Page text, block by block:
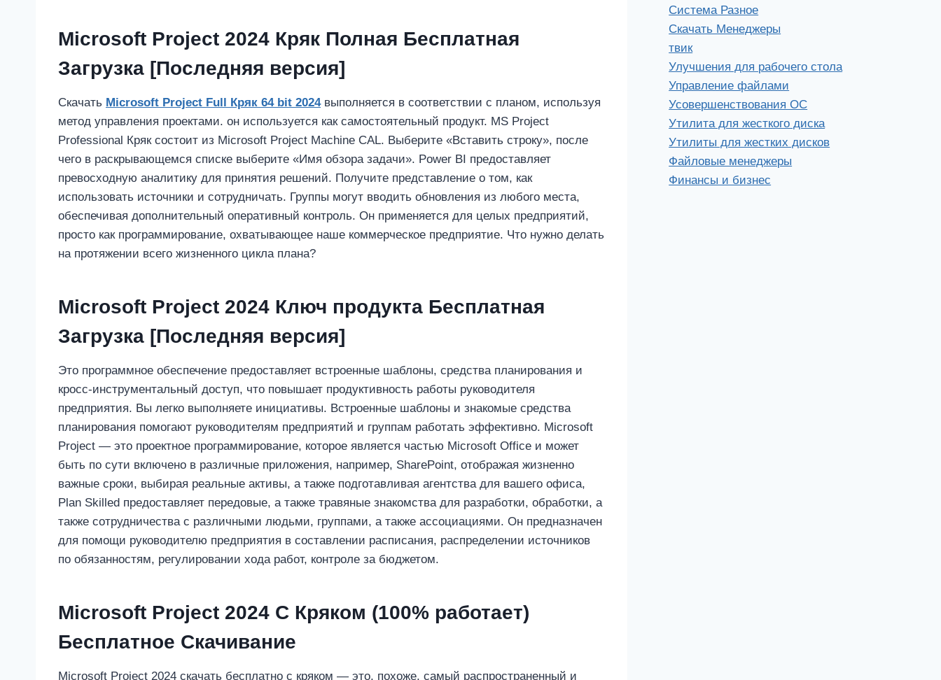
Microsoft Project 2024 Кряк Полная Бесплатная
Загрузка [Последняя версия]
Скачать Microsoft Project Full Кряк 64 bit 2024выполняется в соответствии с планом, используя
метод управления проектами. он используется как самостоятельный продукт. MS Project
Professional Кряк состоит из Microsoft Project Machine CAL. Выберите «Вставить строку», после
чего в раскрывающемся списке выберите «Имя обзора задачи». Power BI предоставляет
превосходную аналитику для принятия решений. Получите представление о том, как
использовать источники и сотрудничать. Группы могут вводить обновления из любого места,
обеспечивая дополнительный оперативный контроль. Он применяется для целых предприятий,
просто как программирование, охватывающее наше коммерческое предприятие. Что нужно делать
на протяжении всего жизненного цикла плана?
Microsoft Project 2024 Ключ продукта Бесплатная
Загрузка [Последняя версия]
Это программное обеспечение предоставляет встроенные шаблоны, средства планирования и
кросс-инструментальный доступ, что повышает продуктивность работы руководителя
предприятия. Вы легко выполняете инициативы. Встроенные шаблоны и знакомые средства
планирования помогают руководителям предприятий и группам работать эффективно. Microsoft
Project — это проектное программирование, которое является частью Microsoft Office и может
быть по сути включено в различные приложения, например, SharePoint, отображая жизненно
важные сроки, выбирая реальные активы, а также подготавливая агентства для вашего офиса,
Plan Skilled предоставляет передовые, а также травяные знакомства для разработки, обработки, а
также сотрудничества с различными людьми, группами, а также ассоциациями. Он предназначен
для помощи руководителю предприятия в составлении расписания, распределении источников
по обязанностям, регулировании хода работ, контроле за бюджетом.
Microsoft Project 2024 С Кряком (100% работает)
Бесплатное Скачивание
Microsoft Project 2024 скачать бесплатно с кряком — это, похоже, самый распространенный и
Система Разное
Скачать Менеджеры
твик
Улучшения для рабочего стола
Управление файлами
Усовершенствования ОС
Утилита для жесткого диска
Утилиты для жестких дисков
Файловые менеджеры
Финансы и бизнес